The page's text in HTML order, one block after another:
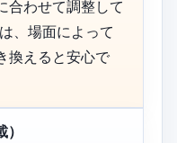
合わせて調整して
、場面によって
換えると安心で